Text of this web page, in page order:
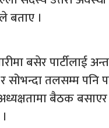
बताए ।
बसेर पार्टीलाई
तलसम्म पनि
बैठक बसाएर